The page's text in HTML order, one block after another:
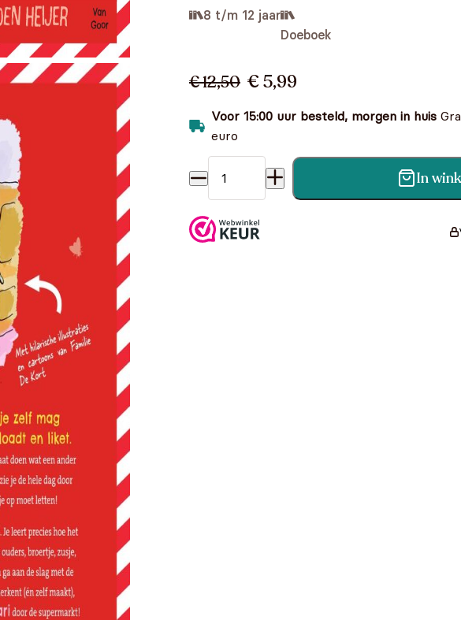
8 t/m 12 jaar
Doeboek
€ 12,50 € 5,99
Voor 15:00 uur besteld, morgen in huis
euro
Het bromvliegeffect doeboek - quizjes –In